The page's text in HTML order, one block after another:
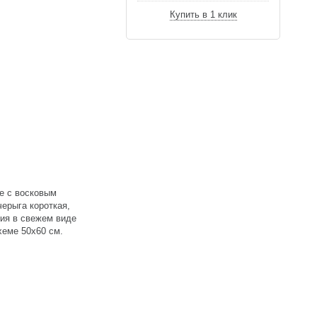
Купить в 1 клик
с восковым
короткая,
в свежем виде
50х60 см.